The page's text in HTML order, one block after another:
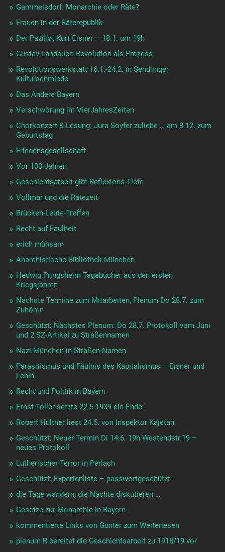
Gammelsdorf: Monarchie oder Räte?
Frauen in der Räterepublik
Der Pazifist Kurt Eisner – 18.1. um 19h
Gustav Landauer: Revolution als Prozess
Revolutionswerkstatt 16.1.-24.2. in Sendlinger
Kulturschmiede
Das Andere Bayern
Verschwörung im VierJahresZeiten
Chorkonzert & Lesung: Jura Soyfer zuliebe … am 8.12. zum
Geburtstag
Friedensgesellschaft
Vor 100 Jahren
Geschichtsarbeit gibt Reflexions-Tiefe
Vollmar und die Rätezeit
Brücken-Leute-Treffen
Recht auf Faulheit
erich mühsam
Anarchistische Bibliothek München
Hedwig Pringsheim Tagebücher aus den ersten
Kriegsjahren
Nächste Termine zum Mitarbeiten, Plenum Do 28.7. zum
Zuhören
Geschützt: Nächstes Plenum: Do 28.7. Protokoll vom Juni
und 2 SZ-Artikel zu Straßennamen
Nazi-München in Straßen-Namen
Parasitismus und Fäulnis des Kapitalismus – Eisner und
Lenin
Recht und Politik in Bayern
Ernst Toller setzte 22.5.1939 ein Ende
Robert Hültner liest 24.5. von Inspektor Kajetan
Geschützt: Neuer Termin Di 14.6. 19h Westendstr.19 –
neues Protokoll
Lutherischer Terror in Perlach
Geschützt: Expertenliste – passwortgeschützt
die Tage wandern, die Nächte diskutieren …
Gesetze zur Monarchie in Bayern
kommentierte Links von Günter zum Weiterlesen
plenum R bereitet die Geschichtsarbeit zu 1918/19 vor